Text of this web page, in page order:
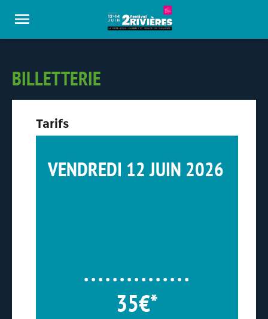
BILLETTERIE
Tarifs
VENDREDI 12 JUIN 2026
35€*